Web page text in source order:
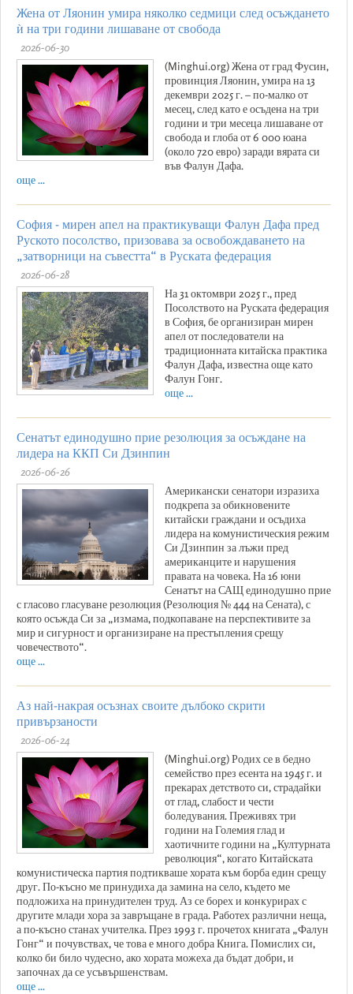
Жена от Ляонин умира няколко седмици след осъждането
ѝ на три години лишаване от свобода
2026-06-30
(Minghui.org) Жена от град Фусин,
провинция Ляонин, умира на 13
декември 2025 г. – по-малко от
месец, след като е осъдена на три
години и три месеца лишаване от
свобода и глоба от 6 000 юана
(около 720 евро) заради вярата си
във Фалун Дафа.
още ...
София - мирен апел на практикуващи Фалун Дафа пред
Руското посолство, призовава за освобождаването на
„затворници на съвестта“ в Руската федерация
2026-06-28
На 31 октомври 2025 г., пред
Посолството на Руската федерация
в София, бе организиран мирен
апел от последователи на
традиционната китайска практика
Фалун Дафа, известна още като
Фалун Гонг.
още ...
Сенатът единодушно прие резолюция за осъждане на
лидера на ККП Си Дзинпин
2026-06-26
Американски сенатори изразиха
подкрепа за обикновените
китайски граждани и осъдиха
лидера на комунистическия режим
Си Дзинпин за лъжи пред
американците и нарушения
правата на човека. На 16 юни
Сенатът на САЩ единодушно прие
с гласово гласуване резолюция (Резолюция № 444 на Сената), с
която осъжда Си за „измама, подкопаване на перспективите за
мир и сигурност и организиране на престъпления срещу
човечеството“.
още ...
Аз най-накрая осъзнах своите дълбоко скрити
привързаности
2026-06-24
(Minghui.org) Родих се в бедно
семейство през есента на 1945 г. и
прекарах детството си, страдайки
от глад, слабост и чести
боледувания. Преживях три
години на Големия глад и
хаотичните години на „Културната
революция“, когато Китайската
комунистическа партия подтикваше хората към борба един срещу
друг. По-късно ме принудиха да замина на село, където ме
подложиха на принудителен труд. Аз се борех и конкурирах с
другите млади хора за завръщане в града. Работех различни неща,
а по-късно станах учителка. През 1993 г. прочетох книгата „Фалун
Гонг“ и почувствах, че това е много добра Книга. Помислих си,
колко би било чудесно, ако хората можеха да бъдат добри, и
започнах да се усъвършенствам.
още ...